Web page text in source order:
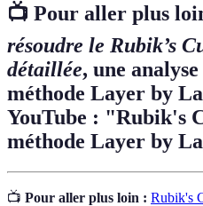
📺 Pour aller plus
résoudre le Rubik’s
détaillée, une
méthode Layer by
YouTube : "Rubik's
méthode Layer by
📺 Pour aller plus loin : Rubik's